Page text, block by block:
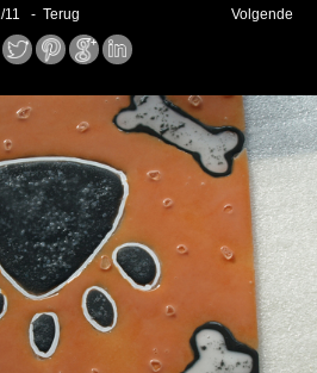
Volgende
/11 - Terug